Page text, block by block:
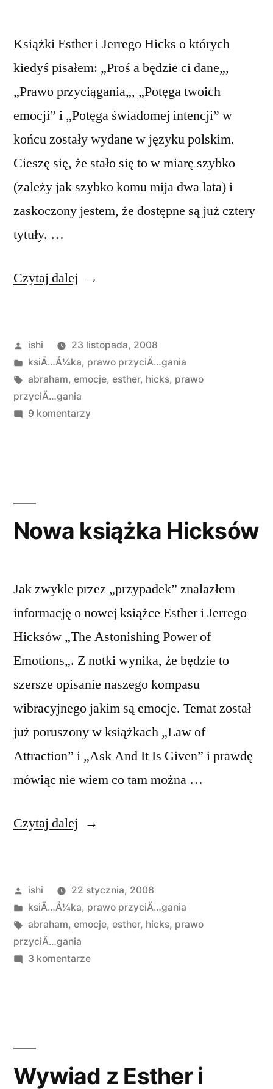
Książki Esther i Jerrego Hicks o których
kiedyś pisałem: „Proś a będzie ci dane„,
„Prawo przyciągania„, „Potęga twoich
emocji” i „Potęga świadomej intencji” w
końcu zostały wydane w języku polskim.
Cieszę się, że stało się to w miarę szybko
(zależy jak szybko komu mija dwa lata) i
zaskoczony jestem, że dostępne są już cztery
tytuły. …
Czytaj dalej „Książki
Jerrego
Hicks
po
polsku”
Opublikowane
przez
ishi
23 listopada, 2008
Opublikowano
w
ksiÄ…Å¼ka, prawo przyciÄ…gania
Tagi:
abraham, emocje, esther, hicks, prawo
przyciÄ…gania
9 komentarzydo
polsku
Nowa książka Hicksów
Jak zwykle przez „przypadek” znalazłem
informację o nowej książce Esther i Jerrego
Hicksów „The Astonishing Power of
Emotions„. Z notki wynika, że będzie to
szersze opisanie naszego kompasu
wibracyjnego jakim są emocje. Temat został
już poruszony w książkach „Law of
Attraction” i „Ask And It Is Given” i prawdę
mówiąc nie wiem co tam można …
Czytaj dalej „Nowa
Opublikowane
przez
ishi
22 stycznia, 2008
Opublikowano
w
ksiÄ…Å¼ka, prawo przyciÄ…gania
Tagi:
abraham, emocje, esther, hicks, prawo
przyciÄ…gania
3 komentarzedo
Wywiad z Esther i